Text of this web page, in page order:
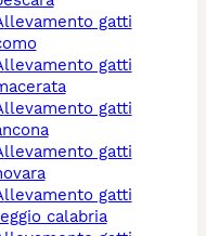
calabria